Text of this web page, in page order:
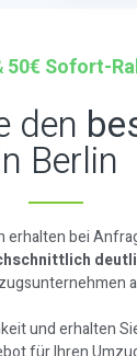
50€ Sofort-
den
Berlin
erhalten bei
und erhalten